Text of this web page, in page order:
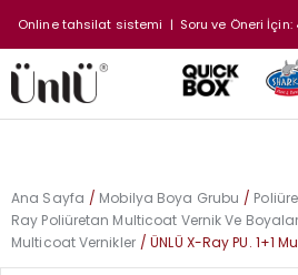
Online tahsilat sistemi | Soru ve Öneri İçin:
Ana Sayfa Mobilya Boya Grubu
Ray Poliüretan Multicoat Vernik Ve Boyalar
Multicoat Vernikler
ÜNLÜ X-Ray PU. 1+1